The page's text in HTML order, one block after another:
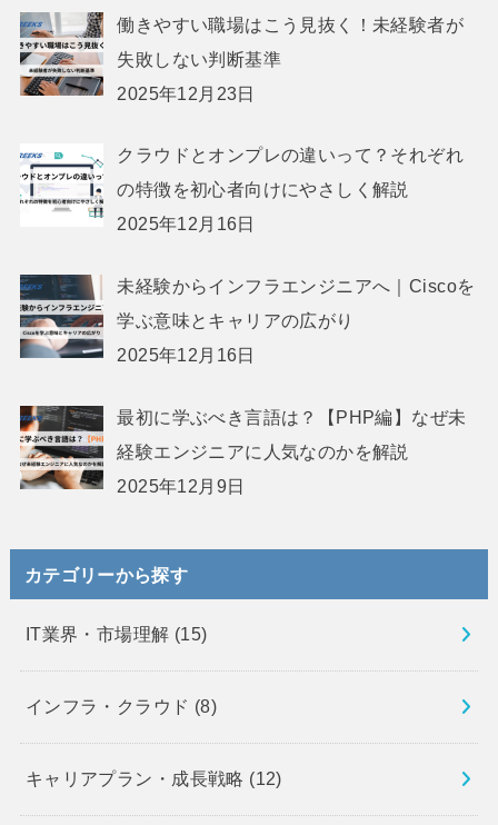
働きやすい職場はこう見抜く！未経験者が
失敗しない判断基準
2025年12月23日
クラウドとオンプレの違いって？それぞれ
の特徴を初心者向けにやさしく解説
2025年12月16日
未経験からインフラエンジニアへ｜Ciscoを
学ぶ意味とキャリアの広がり
2025年12月16日
最初に学ぶべき言語は？【PHP編】なぜ未
経験エンジニアに人気なのかを解説
2025年12月9日
カテゴリーから探す
IT業界・市場理解 (15)
インフラ・クラウド (8)
キャリアプラン・成長戦略 (12)